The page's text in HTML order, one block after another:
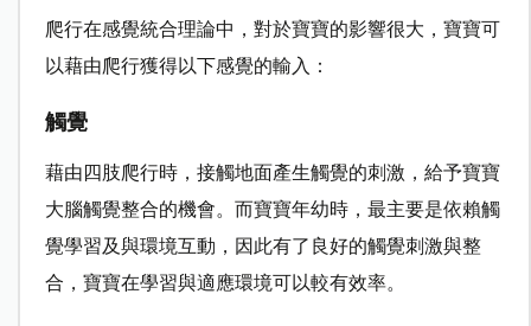
爬行在感覺統合理論中，對於寶寶的影響很大，寶寶可
以藉由爬行獲得以下感覺的輸入：
觸覺
藉由四肢爬行時，接觸地面產生觸覺的刺激，給予寶寶
大腦觸覺整合的機會。而寶寶年幼時，最主要是依賴觸
覺學習及與環境互動，因此有了良好的觸覺刺激與整
合，寶寶在學習與適應環境可以較有效率。